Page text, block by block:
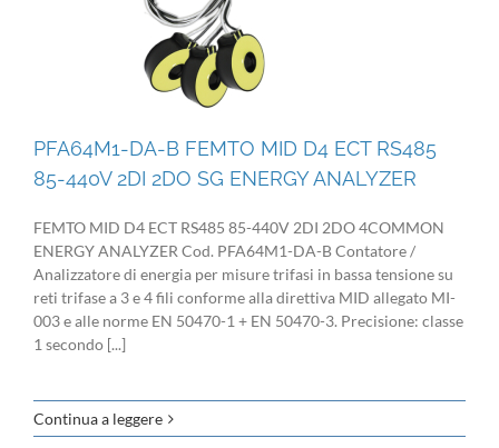
PFA64M1-DA-B FEMTO MID D4 ECT RS485
85-440V 2DI 2DO SG ENERGY ANALYZER
FEMTO MID D4 ECT RS485 85-440V 2DI 2DO 4COMMON
ENERGY ANALYZER Cod. PFA64M1-DA-B Contatore /
Analizzatore di energia per misure trifasi in bassa tensione su
reti trifase a 3 e 4 fili conforme alla direttiva MID allegato MI-
003 e alle norme EN 50470-1 + EN 50470-3. Precisione: classe
1 secondo [...]
Continua a leggere